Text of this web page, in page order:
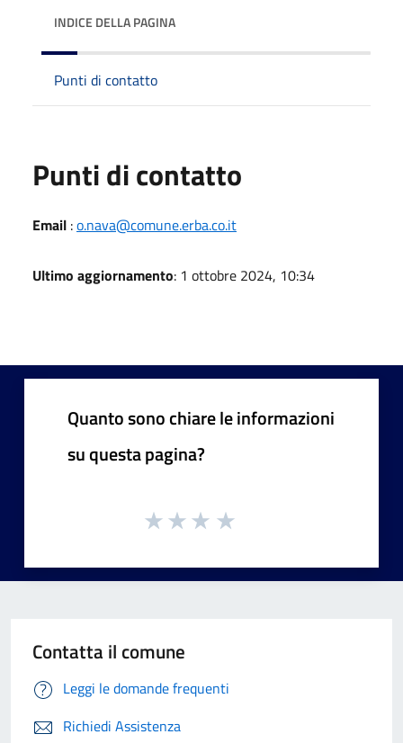
INDICE DELLA PAGINA
Punti di contatto
Punti di contatto
Email :o.nava@comune.erba.co.it
Ultimo aggiornamento: 1 ottobre 2024, 10:34
Quanto sono chiare le informazioni
su questa pagina?
Contatta il comune
Leggi le domande frequenti
Richiedi Assistenza